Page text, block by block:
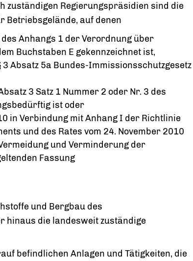
zuständigen Regierungspräsidien sind die
Betriebsgelände, auf denen
Anhangs 1 der Verordnung über
Buchstaben E gekennzeichnet ist,
Absatz 5a Bundes-Immissionsschutzgesetz
3 Satz 1 Nummer 2 oder Nr. 3 des
ist oder
in Verbindung mit Anhang I der Richtlinie
und des Rates vom 24. November 2010
und Verminderung der
Fassung
und Bergbau des
die landesweit zuständige
befindlichen Anlagen und Tätigkeiten, die